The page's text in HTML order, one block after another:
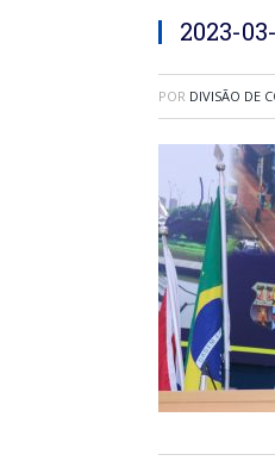
2023-
POR DIVISÃO DE